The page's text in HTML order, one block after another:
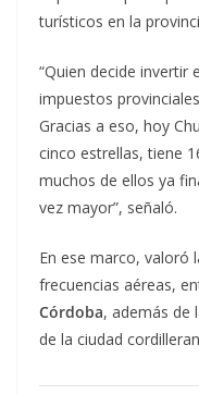
turísticos en la
“Quien decide invertir
impuestos
Gracias a eso, hoy
cinco estrellas, tiene
muchos de ellos ya
vez mayor”, señaló.
En ese marco, valoró
frecuencias aéreas,
Córdoba, además de
de la ciudad